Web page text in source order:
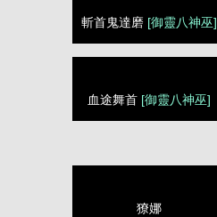
斬首鬼達磨 [御靈八神巫]
血途舞首 [御靈八神巫]
獠娜